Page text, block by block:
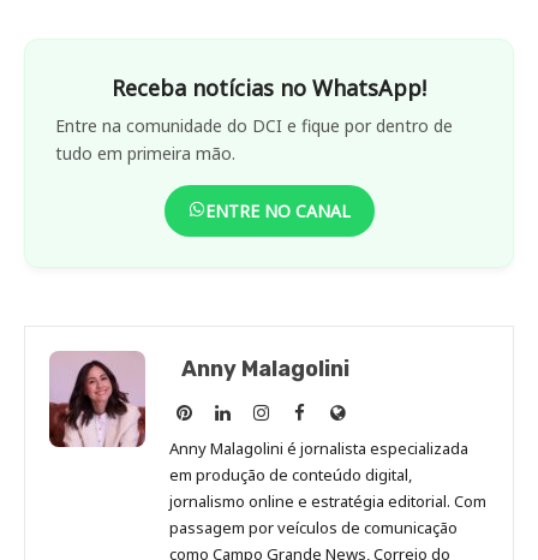
Receba notícias no WhatsApp!
Entre na comunidade do DCI e fique por dentro de
tudo em primeira mão.
ENTRE NO CANAL
Anny Malagolini
Anny
Malagolini
no
Pinterest
Anny
Malagolini
no
LinkedIn
Anny
Malagolini
no
Instagram
Anny
Malagolini
no
Facebook
Site
de
Anny
Malagolini
Anny Malagolini é jornalista especializada
em produção de conteúdo digital,
jornalismo online e estratégia editorial. Com
passagem por veículos de comunicação
como Campo Grande News, Correio do